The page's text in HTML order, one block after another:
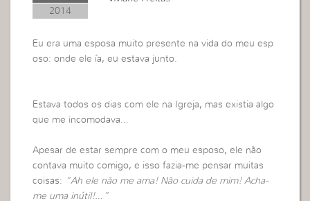
2014
Eu era uma esposa muito presente na vida do meu esp
oso: onde ele ía, eu estava junto.
Estava todos os dias com ele na Igreja, mas existia algo
que me incomodava…
Apesar de estar sempre com o meu esposo, ele não
contava muito comigo, e isso fazia-me pensar muitas
coisas:
“Ah ele não me ama! Não cuida de mim! Acha-
me uma inútil!…”